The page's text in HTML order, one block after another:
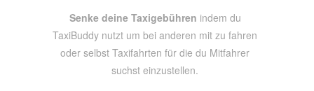
Senke deine Taxigebühren indem du
TaxiBuddy nutzt um bei anderen mit zu fahren
oder selbst Taxifahrten für die du Mitfahrer
suchst einzustellen.